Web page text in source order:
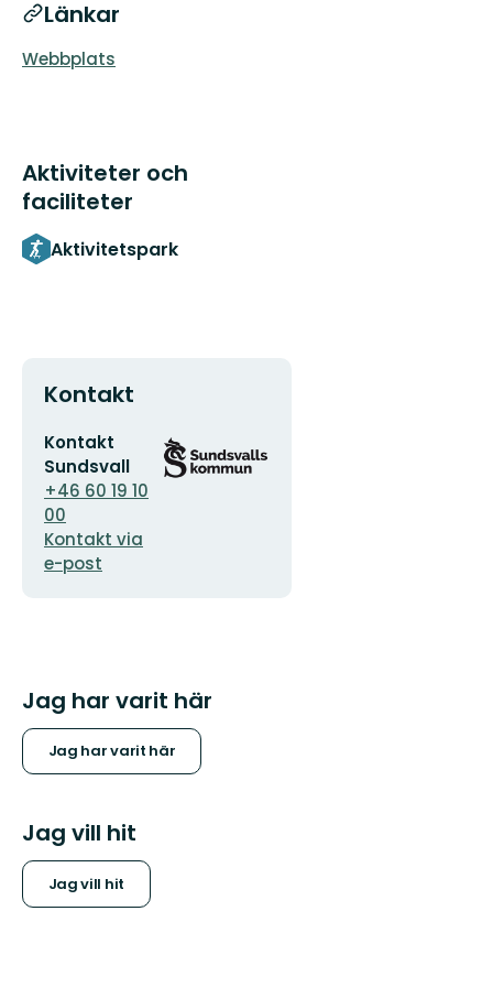
Länkar
Webbplats
Aktiviteter och
faciliteter
Aktivitetspark
Kontakt
E-
postadress
Kontakt
Sundsvall
+46 60 19 10
00
Kontakt via
e-post
Organisationens
logotyp
Jag har varit här
Jag har varit här
Jag vill hit
Jag vill hit